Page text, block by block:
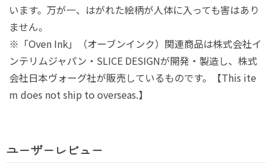
います。万が一、はがれた絵柄が人体に入っても害はあり
ません。
※「Oven Ink」（オーブンインク）関連商品は株式会社イ
ンテリムジャパン・SLICE DESIGNが開発・製造し、株式
会社日本ヴォーグ社が販売しているものです。【This ite
m does not ship to overseas.】
ユーザーレビュー